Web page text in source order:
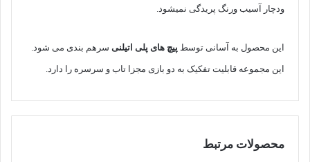
ودچار آسیب ورنگ پریدگی نمیشود.
این محصول به آسانی توسط پیچ های پلی اتیلنی سرهم بندی می شود.
این مجموعه قابلیت تفکیک به دو بازی مجزا تاب و سرسره را دارد.
محصولات مرتبط